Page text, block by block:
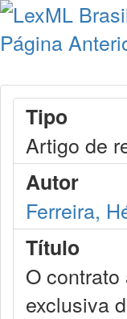
Página
Tipo
Artigo de
Autor
Ferreira,
Título
O
exclusiva